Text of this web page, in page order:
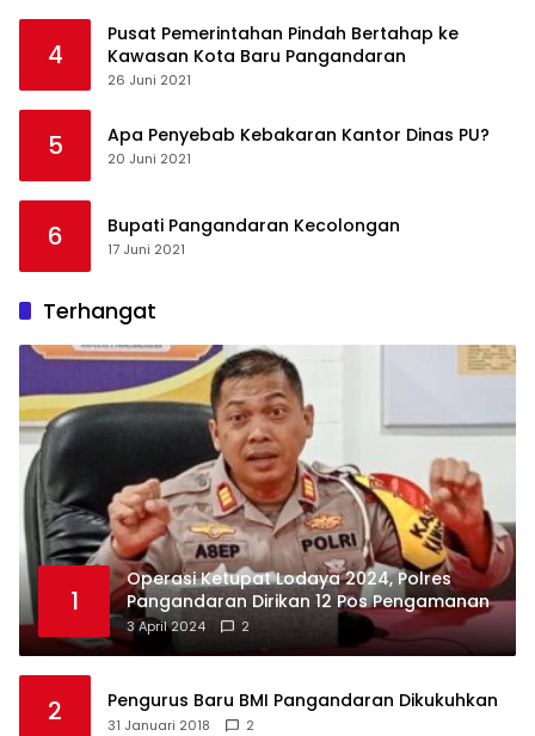
4
Pusat Pemerintahan Pindah Bertahap ke
Kawasan Kota Baru Pangandaran
26 Juni 2021
5 Apa Penyebab Kebakaran Kantor Dinas PU?
20 Juni 2021
6 Bupati Pangandaran Kecolongan
17 Juni 2021
Terhangat
1
Operasi Ketupat Lodaya 2024, Polres
Pangandaran Dirikan 12 Pos Pengamanan
3 April 2024 2
2 Pengurus Baru BMI Pangandaran Dikukuhkan
31 Januari 2018 2